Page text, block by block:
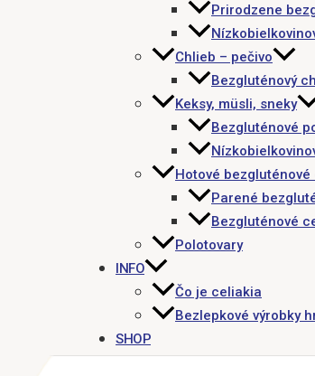
Prirodzene
Chlieb – pečivo
Bezgluténový
Keksy, müsli, sneky
Bezgluténové
Hotové
Parené
Bezgluténové
Polotovary
INFO
Čo je celiakia
Bezlepkové výrobky
SHOP